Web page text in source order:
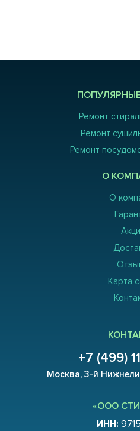
Ремонт
Ремонт
Ремонт
О
О
Карта
+7 (499)
Москва, 3-й
«ООО
ИНН: